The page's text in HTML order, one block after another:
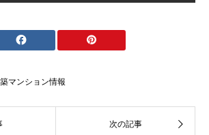
マンション情報